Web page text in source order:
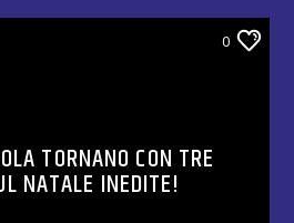
0
TORNANO CON TRE
NATALE INEDITE!